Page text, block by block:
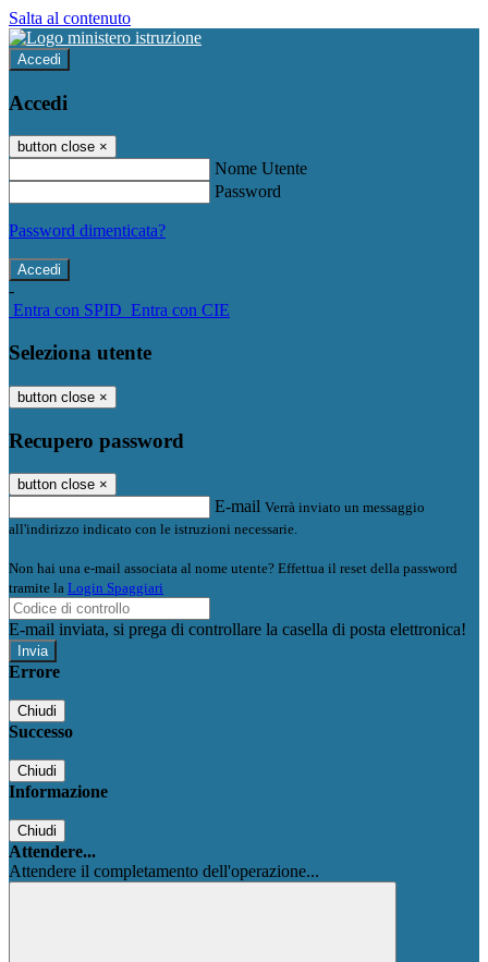
Salta al contenuto
Accedi
Accedi
button close ×
Nome Utente
Password
Password dimenticata?
-
Entra con SPID Entra con CIE
Seleziona utente
button close ×
Recupero password
button close ×
E-mail Verrà inviato un messaggio
all'indirizzo indicato con le istruzioni necessarie.
Non hai una e-mail associata al nome utente? Effettua il reset della password
tramite la Login Spaggiari
E-mail inviata, si prega di controllare la casella di posta elettronica!
Errore
Chiudi
Successo
Chiudi
Informazione
Chiudi
Attendere...
Attendere il completamento dell'operazione...